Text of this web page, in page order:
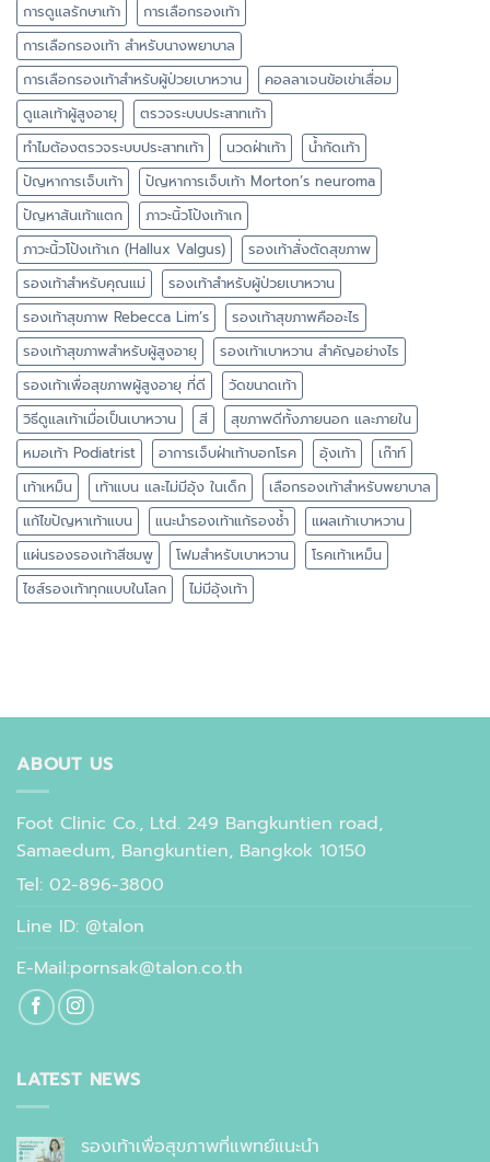
การดูแลรักษาเท้า
การเลือกรองเท้า
การเลือกรองเท้า สำหรับนางพยาบาล
การเลือกรองเท้าสำหรับผู้ป่วยเบาหวาน
คอลลาเจนข้อเข่าเสื่อม
ดูแลเท้าผู้สูงอายุ
ตรวจระบบประสาทเท้า
ทำไมต้องตรวจระบบประสาทเท้า
นวดฝ่าเท้า
น้ำกัดเท้า
ปัญหาการเจ็บเท้า
ปัญหาการเจ็บเท้า Morton’s neuroma
ปัญหาส้นเท้าแตก
ภาวะนิ้วโป้งเท้าเก
ภาวะนิ้วโป้งเท้าเก (Hallux Valgus)
รองเท้าสั่งตัดสุขภาพ
รองเท้าสำหรับคุณแม่
รองเท้าสำหรับผู้ป่วยเบาหวาน
รองเท้าสุขภาพ Rebecca Lim’s
รองเท้าสุขภาพคืออะไร
รองเท้าสุขภาพสำหรับผู้สูงอายุ
รองเท้าเบาหวาน สำคัญอย่างไร
รองเท้าเพื่อสุขภาพผู้สูงอายุ ที่ดี
วัดขนาดเท้า
วิธีดูแลเท้าเมื่อเป็นเบาหวาน
สี
สุขภาพดีทั้งภายนอก และภายใน
หมอเท้า Podiatrist
อาการเจ็บฝ่าเท้าบอกโรค อุ้งเท้า
เก๊าท์
เท้าเหม็น
เท้าแบน และไม่มีอุ้ง ในเด็ก
เลือกรองเท้าสำหรับพยาบาล
แก้ไขปัญหาเท้าแบน
แนะนำรองเท้าแก้รองช้ำ
แผลเท้าเบาหวาน
แผ่นรองรองเท้าสีชมพู
โฟมสำหรับเบาหวาน
โรคเท้าเหม็น
ไซส์รองเท้าทุกแบบในโลก
ไม่มีอุ้งเท้า
ABOUT US
Foot Clinic Co., Ltd. 249 Bangkuntien road,
Samaedum, Bangkuntien, Bangkok 10150
Tel: 02-896-3800
Line ID: @talon
E-Mail:pornsak@talon.co.th
LATEST NEWS
รองเท้าเพื่อสุขภาพที่แพทย์แนะนำ